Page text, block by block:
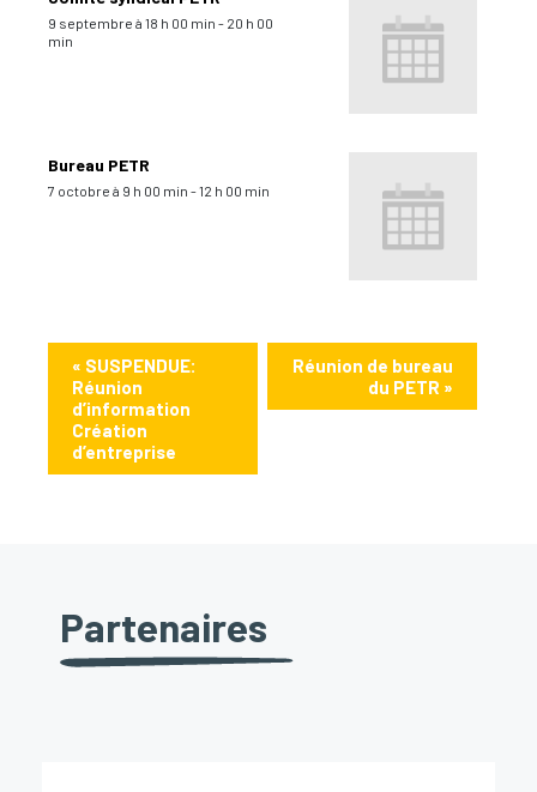
9 septembre à 18 h 00 min - 20 h 00
min
Bureau PETR
7 octobre à 9 h 00 min -12 h 00 min
« SUSPENDUE:
Réunion
d’information
Création
d’entreprise
Réunion de bureau
du PETR »
Partenaires